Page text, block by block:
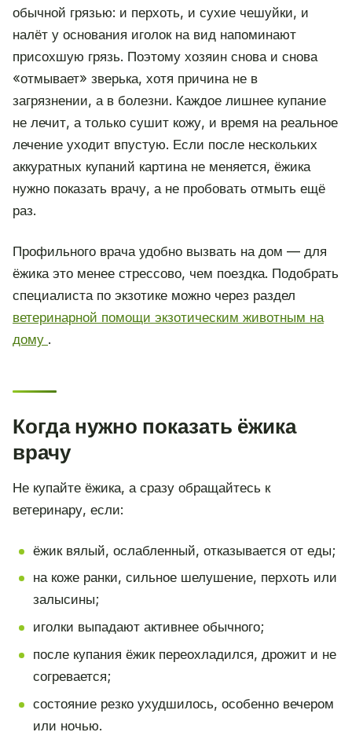
обычной грязью: и перхоть, и сухие чешуйки, и
налёт у основания иголок на вид напоминают
присохшую грязь. Поэтому хозяин снова и снова
«отмывает» зверька, хотя причина не в
загрязнении, а в болезни. Каждое лишнее купание
не лечит, а только сушит кожу, и время на реальное
лечение уходит впустую. Если после нескольких
аккуратных купаний картина не меняется, ёжика
нужно показать врачу, а не пробовать отмыть ещё
раз.
Профильного врача удобно вызвать на дом — для
ёжика это менее стрессово, чем поездка. Подобрать
специалиста по экзотике можно через раздел
ветеринарной помощи экзотическим животным на
дому .
Когда нужно показать ёжика
врачу
Не купайте ёжика, а сразу обращайтесь к
ветеринару, если:
ёжик вялый, ослабленный, отказывается от еды;
на коже ранки, сильное шелушение, перхоть или
залысины;
иголки выпадают активнее обычного;
после купания ёжик переохладился, дрожит и не
согревается;
состояние резко ухудшилось, особенно вечером
или ночью.